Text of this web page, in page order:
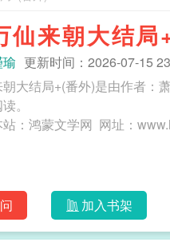
仙来朝大结局
更新时间：2026-07-15
大结局+(番外)是由作者：
。
加入书架